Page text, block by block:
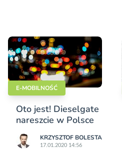
E-MOBILNOŚĆ
Oto jest! Dieselgate
nareszcie w Polsce
KRZYSZTOF BOLESTA
17.01.2020 14:56